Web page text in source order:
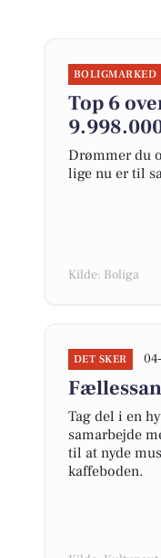
BOLIGMARKED
Top 6
Drømmer du
lige nu er til
Kilde: Boliga
DET SKER
Tag del i en
samarbejde
til at nyde
kaffeboden.